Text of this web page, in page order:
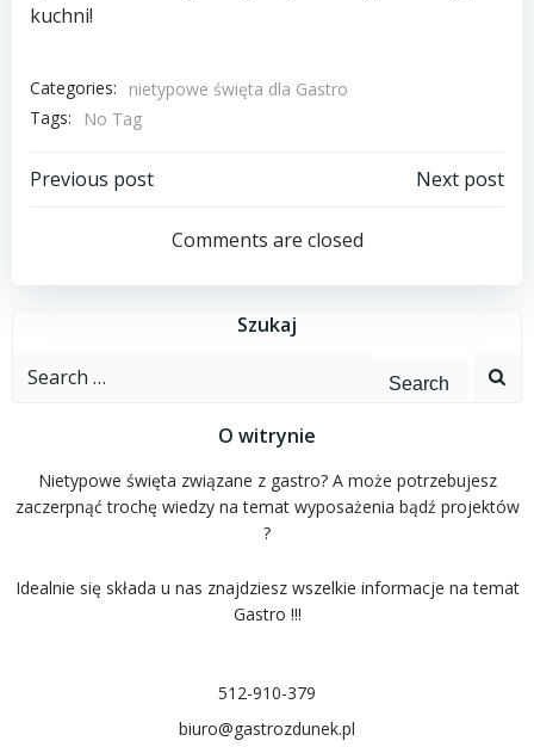
kuchni!
Categories:
nietypowe święta dla Gastro
Tags:
No Tag
Nawigacja
Previous post
Nawigacja
wpisu
Next post
Comments are closed
Szukaj
Search
O witrynie
Nietypowe święta związane z gastro? A może potrzebujesz
zaczerpnąć trochę wiedzy na temat wyposażenia bądź projektów
?
Idealnie się składa u nas znajdziesz wszelkie informacje na temat
Gastro !!!
512-910-379
biuro@gastrozdunek.pl